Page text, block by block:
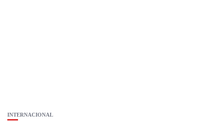
INTERNACIONAL